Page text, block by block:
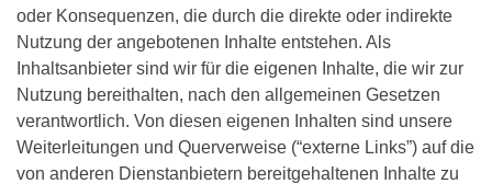
oder Konsequenzen, die durch die direkte oder indirekte
Nutzung der angebotenen Inhalte entstehen. Als
Inhaltsanbieter sind wir für die eigenen Inhalte, die wir zur
Nutzung bereithalten, nach den allgemeinen Gesetzen
verantwortlich. Von diesen eigenen Inhalten sind unsere
Weiterleitungen und Querverweise (“externe Links”) auf die
von anderen Dienstanbietern bereitgehaltenen Inhalte zu